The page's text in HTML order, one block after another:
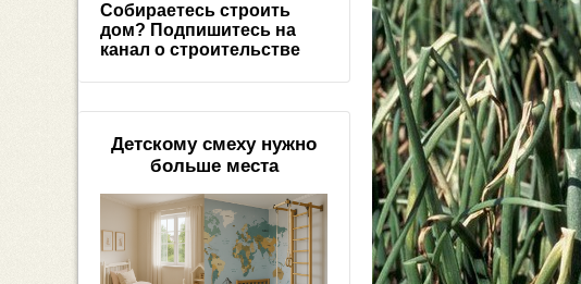
Собираетесь строить
дом? Подпишитесь на
канал о строительстве
Детскому смеху нужно
больше места